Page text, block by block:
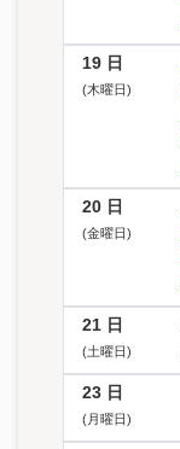
19 日
(木曜日)
20 日
(金曜日)
21 日
(土曜日)
23 日
(月曜日)